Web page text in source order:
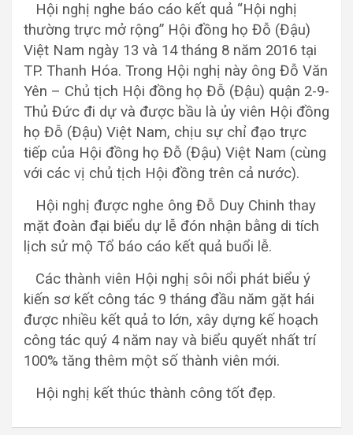
Hội nghị nghe báo cáo kết quả “Hội nghị
thường trực mở rộng” Hội đồng họ Đỗ (Đậu)
Việt Nam ngày 13 và 14 tháng 8 năm 2016 tại
TP. Thanh Hóa. Trong Hội nghị này ông Đỗ Văn
Yên – Chủ tịch Hội đồng họ Đỗ (Đậu) quận 2-9-
Thủ Đức đi dự và được bầu là ủy viên Hội đồng
họ Đỗ (Đậu) Việt Nam, chịu sự chỉ đạo trực
tiếp của Hội đồng họ Đỗ (Đậu) Việt Nam (cùng
với các vị chủ tịch Hội đồng trên cả nước).
Hội nghị được nghe ông Đỗ Duy Chinh thay
mặt đoàn đại biểu dự lễ đón nhận bằng di tích
lịch sử mộ Tổ báo cáo kết quả buổi lễ.
Các thành viên Hội nghị sôi nổi phát biểu ý
kiến sơ kết công tác 9 tháng đầu năm gặt hái
được nhiều kết quả to lớn, xây dựng kế hoạch
công tác quý 4 năm nay và biểu quyết nhất trí
100% tăng thêm một số thành viên mới.
Hội nghị kết thúc thành công tốt đẹp.